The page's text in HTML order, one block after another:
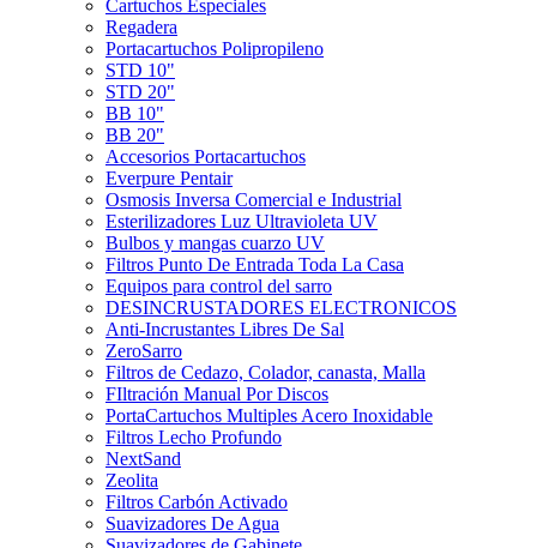
Cartuchos Especiales
Regadera
Portacartuchos Polipropileno
STD 10"
STD 20"
BB 10"
BB 20"
Accesorios Portacartuchos
Everpure Pentair
Osmosis Inversa Comercial e Industrial
Esterilizadores Luz Ultravioleta UV
Bulbos y mangas cuarzo UV
Filtros Punto De Entrada Toda La Casa
Equipos para control del sarro
DESINCRUSTADORES ELECTRONICOS
Anti-Incrustantes Libres De Sal
ZeroSarro
Filtros de Cedazo, Colador, canasta, Malla
FIltración Manual Por Discos
PortaCartuchos Multiples Acero Inoxidable
Filtros Lecho Profundo
NextSand
Zeolita
Filtros Carbón Activado
Suavizadores De Agua